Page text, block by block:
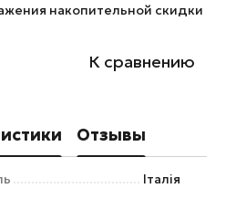
накопительной скидки
К сравнению
Отзывы
Італія